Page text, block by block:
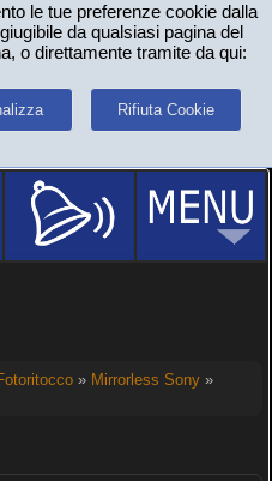
le tue preferenze cookie dalla
da qualsiasi pagina del
o direttamente tramite da qui:
Rifiuta Cookie
» Mirrorless Sony»